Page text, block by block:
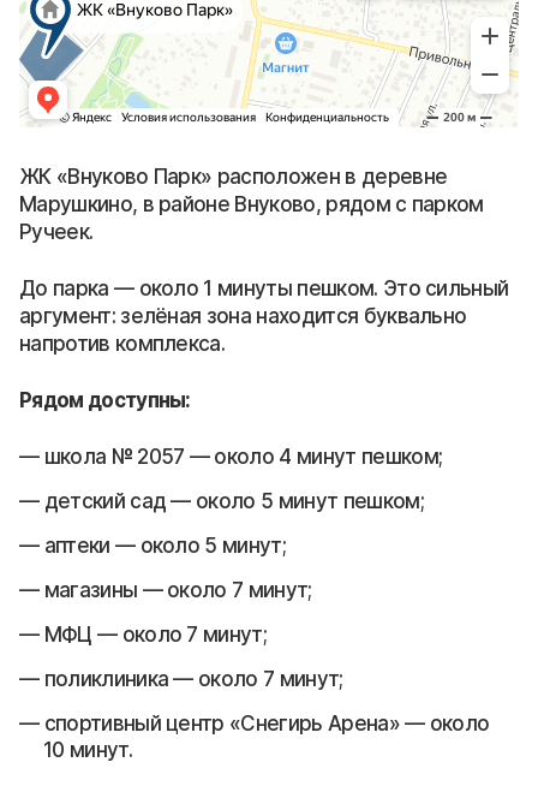
ЖК «Внуково Парк» расположен в деревне
Марушкино, в районе Внуково, рядом с парком
Ручеек.
До парка — около 1 минуты пешком. Это сильный
аргумент: зелёная зона находится буквально
напротив комплекса.
Рядом доступны:
школа № 2057 — около 4 минут пешком;
детский сад — около 5 минут пешком;
аптеки — около 5 минут;
магазины — около 7 минут;
МФЦ — около 7 минут;
поликлиника — около 7 минут;
спортивный центр «Снегирь Арена» — около
10 минут.